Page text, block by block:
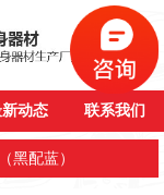
动态 联系我们
黑配蓝）